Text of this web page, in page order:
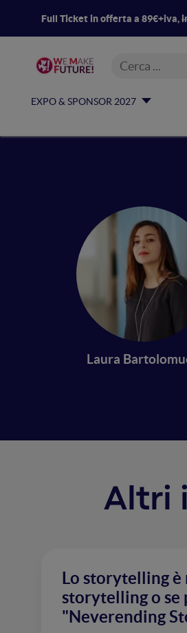
Full Ticket in offerta a 89€+iva,
EXPO & SPONSOR 2027
Laura
Altri
Lo storytelling
storytelling o se
"Neverending